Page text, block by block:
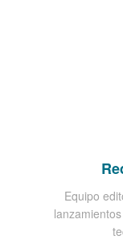
Equipo